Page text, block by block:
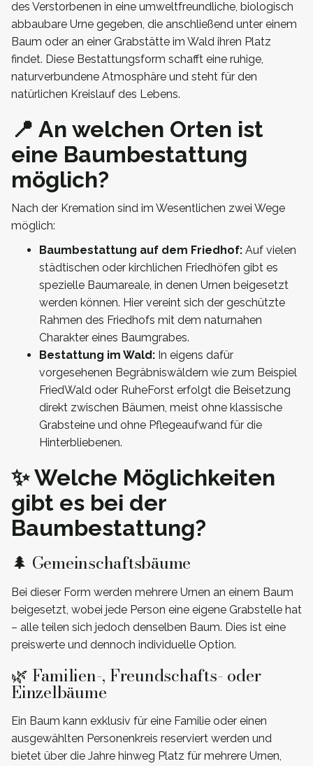
des Verstorbenen in eine umweltfreundliche, biologisch
abbaubare Urne gegeben, die anschließend unter einem
Baum oder an einer Grabstätte im Wald ihren Platz
findet. Diese Bestattungsform schafft eine ruhige,
naturverbundene Atmosphäre und steht für den
natürlichen Kreislauf des Lebens.
📍 An welchen Orten ist
eine Baumbestattung
möglich?
Nach der Kremation sind im Wesentlichen zwei Wege
möglich:
Baumbestattung auf dem Friedhof: Auf vielen
städtischen oder kirchlichen Friedhöfen gibt es
spezielle Baumareale, in denen Urnen beigesetzt
werden können. Hier vereint sich der geschützte
Rahmen des Friedhofs mit dem naturnahen
Charakter eines Baumgrabes.
Bestattung im Wald: In eigens dafür
vorgesehenen Begräbniswäldern wie zum Beispiel
FriedWald oder RuheForst erfolgt die Beisetzung
direkt zwischen Bäumen, meist ohne klassische
Grabsteine und ohne Pflegeaufwand für die
Hinterbliebenen.
✨ Welche Möglichkeiten
gibt es bei der
Baumbestattung?
🌲 Gemeinschaftsbäume
Bei dieser Form werden mehrere Urnen an einem Baum
beigesetzt, wobei jede Person eine eigene Grabstelle hat
– alle teilen sich jedoch denselben Baum. Dies ist eine
preiswerte und dennoch individuelle Option.
🌿 Familien-, Freundschafts- oder
Einzelbäume
Ein Baum kann exklusiv für eine Familie oder einen
ausgewählten Personenkreis reserviert werden und
bietet über die Jahre hinweg Platz für mehrere Urnen,